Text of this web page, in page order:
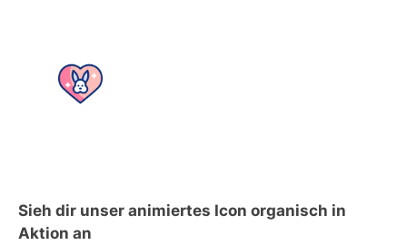
Sieh dir unser animiertes Icon organisch in
Aktion an